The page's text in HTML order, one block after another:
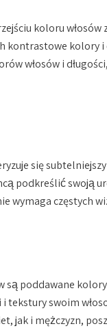
koloru włosów
kontrastowe kolory
włosów i
się
podkreślić swoją
wymaga częstych
poddawane
tekstury swoim
jak i mężczyzn,